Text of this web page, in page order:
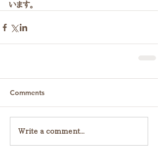
います。
Comments
Write a comment...